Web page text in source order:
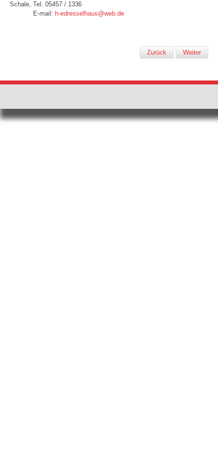
Schale, Tel. 05457 / 1336
E-mail: h-edresselhaus@web.de
Zurück Weiter